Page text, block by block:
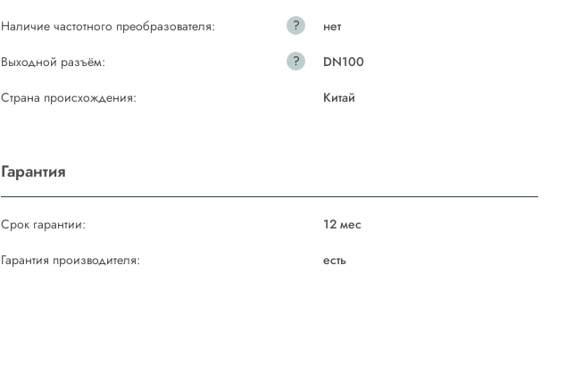
Наличие частотного преобразователя:
?
нет
Выходной разъём:
?
DN100
Страна происхождения:
Китай
Гарантия
Срок гарантии:
12 мес
Гарантия производителя:
есть